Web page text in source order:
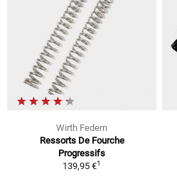
Wirth Federn
Ressorts De Fourche
Progressifs
139,95 €1